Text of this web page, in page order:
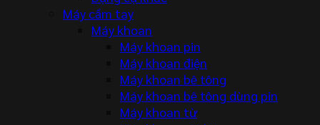
Máy cầm tay
Máy khoan
Máy khoan pin
Máy khoan điện
Máy khoan bê tông
Máy khoan bê tông dùng pin
Máy khoan từ